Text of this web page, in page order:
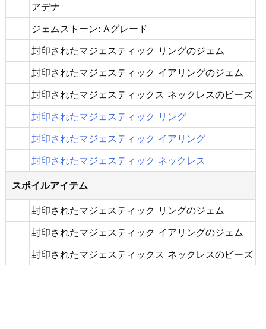
アデナ
ジェムストーン: Aグレード
封印されたマジェスティック リングのジェム
封印されたマジェスティック イアリングのジェム
封印されたマジェスティックス ネックレスのビーズ
封印されたマジェスティック リング
封印されたマジェスティック イアリング
封印されたマジェスティック ネックレス
スポイルアイテム
封印されたマジェスティック リングのジェム
封印されたマジェスティック イアリングのジェム
封印されたマジェスティックス ネックレスのビーズ